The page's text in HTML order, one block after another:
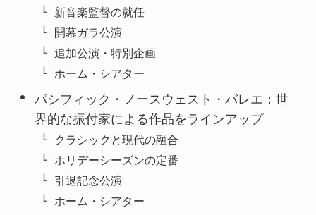
新音楽監督の就任
開幕ガラ公演
追加公演・特別企画
ホーム・シアター
パシフィック・ノースウェスト・バレエ：世
界的な振付家による作品をラインアップ
クラシックと現代の融合
ホリデーシーズンの定番
引退記念公演
ホーム・シアター